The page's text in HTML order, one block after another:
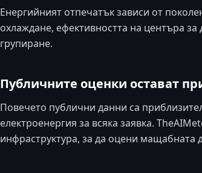
Енергийният отпечатък зависи от
охлаждане, ефективността на центъра
групиране.
Публичните оценки остават
Повечето публични данни са
електроенергия за всяка заявка.
инфраструктура, за да оцени мащабната